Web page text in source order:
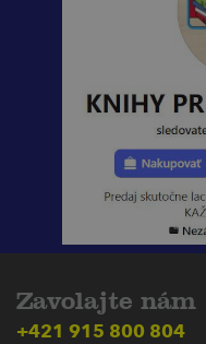
Zavolajte nám
+421 915 800 804